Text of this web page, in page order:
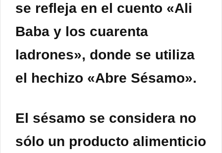
se refleja en el cuento «Ali
Baba y los cuarenta
ladrones», donde se utiliza
el hechizo «Abre Sésamo».
El sésamo se considera no
sólo un producto alimenticio